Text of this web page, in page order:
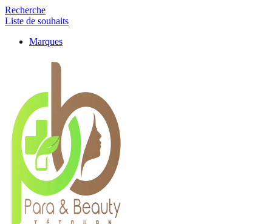
Recherche
Liste de souhaits
Marques